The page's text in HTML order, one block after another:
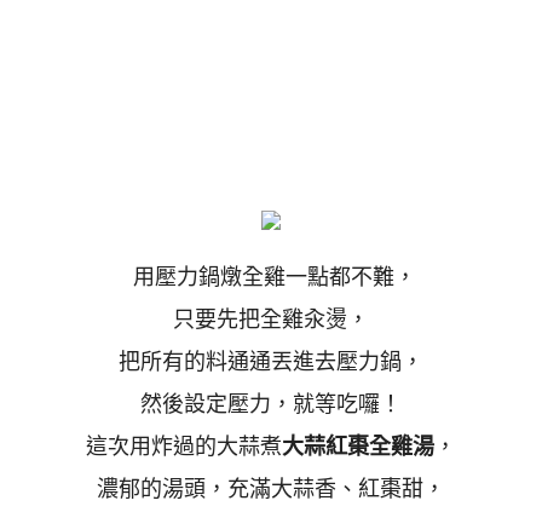
用壓力鍋燉全雞一點都不難，
只要先把全雞汆燙，
把所有的料通通丟進去壓力鍋，
然後設定壓力，就等吃囉！
這次用炸過的大蒜煮大蒜紅棗全雞湯 ，
濃郁的湯頭，充滿大蒜香、紅棗甜，